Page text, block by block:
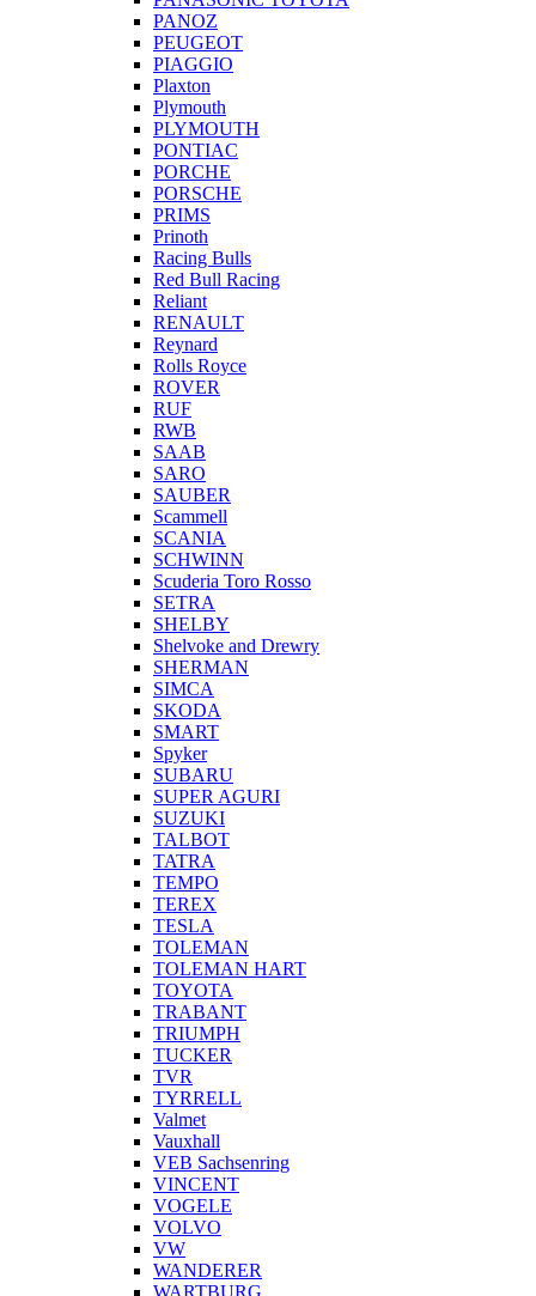
PANOZ
PEUGEOT
PIAGGIO
Plaxton
Plymouth
PLYMOUTH
PONTIAC
PORCHE
PORSCHE
PRIMS
Prinoth
Racing Bulls
Red Bull Racing
Reliant
RENAULT
Reynard
Rolls Royce
ROVER
RUF
RWB
SAAB
SARO
SAUBER
Scammell
SCANIA
SCHWINN
Scuderia Toro Rosso
SETRA
SHELBY
Shelvoke and Drewry
SHERMAN
SIMCA
SKODA
SMART
Spyker
SUBARU
SUPER AGURI
SUZUKI
TALBOT
TATRA
TEMPO
TEREX
TESLA
TOLEMAN
TOLEMAN HART
TOYOTA
TRABANT
TRIUMPH
TUCKER
TVR
TYRRELL
Valmet
Vauxhall
VEB Sachsenring
VINCENT
VOGELE
VOLVO
VW
WANDERER